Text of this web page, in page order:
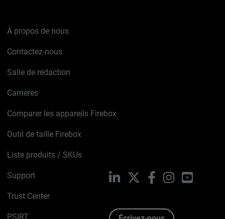
À propos de nous
Contactez-nous
Salle de rédaction
Carrières
Comparer les appareils Firebox
Outil de taille Firebox
Liste produits / SKUs
Support
Trust Center
PSIRT
LinkedIn FacebookInstagramYouTube